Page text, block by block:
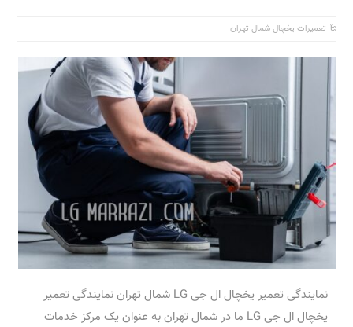
تعمیرات یخچال شمال تهران
نمایندگی تعمیر یخچال ال جی LG شمال تهران نمایندگی تعمیر
یخچال ال جی LG ما در شمال تهران به عنوان یک مرکز خدمات